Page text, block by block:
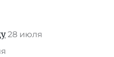
28 июля